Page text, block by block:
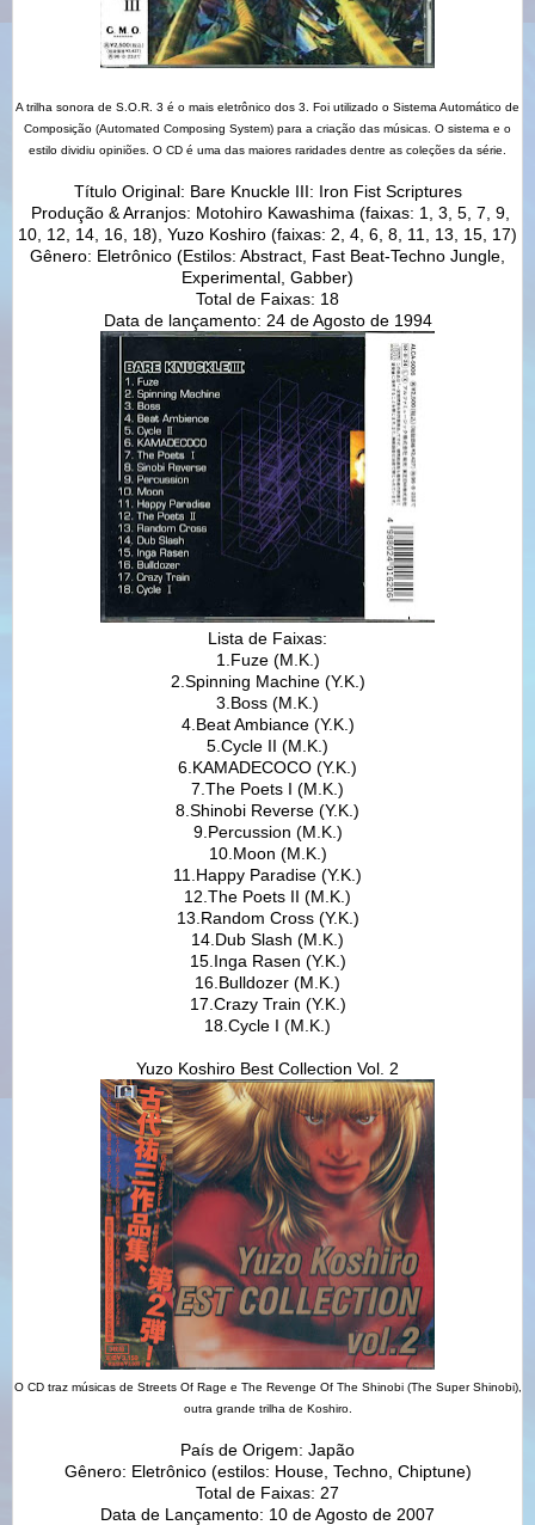
A trilha sonora de S.O.R. 3 é o mais eletrônico dos 3. Foi utilizado o Sistema Automático de
Composição (Automated Composing System) para a criação das músicas. O sistema e o
estilo dividiu opiniões. O CD é uma das maiores raridades dentre as coleções da série.
Título Original: Bare Knuckle III: Iron Fist Scriptures
Produção & Arranjos: Motohiro Kawashima (faixas: 1, 3, 5, 7, 9,
10, 12, 14, 16, 18), Yuzo Koshiro (faixas: 2, 4, 6, 8, 11, 13, 15, 17)
Gênero: Eletrônico (Estilos: Abstract, Fast Beat-Techno Jungle,
Experimental, Gabber)
Total de Faixas: 18
Data de lançamento: 24 de Agosto de 1994
Lista de Faixas:
1.Fuze (M.K.)
2.Spinning Machine (Y.K.)
3.Boss (M.K.)
4.Beat Ambiance (Y.K.)
5.Cycle II (M.K.)
6.KAMADECOCO (Y.K.)
7.The Poets I (M.K.)
8.Shinobi Reverse (Y.K.)
9.Percussion (M.K.)
10.Moon (M.K.)
11.Happy Paradise (Y.K.)
12.The Poets II (M.K.)
13.Random Cross (Y.K.)
14.Dub Slash (M.K.)
15.Inga Rasen (Y.K.)
16.Bulldozer (M.K.)
17.Crazy Train (Y.K.)
18.Cycle I (M.K.)
Yuzo Koshiro Best Collection Vol. 2
O CD traz músicas de Streets Of Rage e The Revenge Of The Shinobi (The Super Shinobi),
outra grande trilha de Koshiro.
País de Origem: Japão
Gênero: Eletrônico (estilos: House, Techno, Chiptune)
Total de Faixas: 27
Data de Lançamento: 10 de Agosto de 2007